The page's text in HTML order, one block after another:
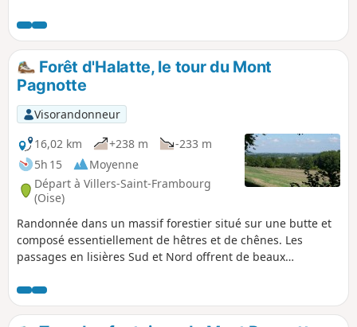
sur le Mont Pagnotte par la face Sud. Après
une longue descente, nous contournons le
mont afin de le gravir de nouveau, mais par
la face Nord. L’ascension est moins difficile
car elle se déroule sur une belle allée. Après
une longue descente, nous revenons à notre
point de départ.
Forêt d'Halatte, le tour du Mont
Pagnotte
Visorandonneur
16,02 km
+238 m
-233 m
5h 15
Moyenne
Départ à Villers-Saint-Frambourg
(Oise)
Randonnée dans un massif forestier situé sur une butte et
composé essentiellement de hêtres et de chênes. Les
passages en lisières Sud et Nord offrent de beaux
l'Oise.